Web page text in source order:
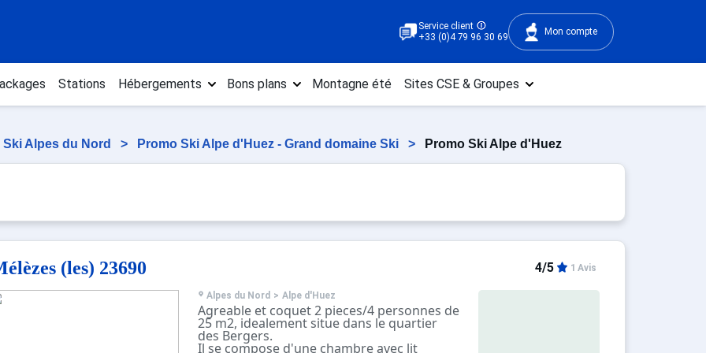
Service client
+33 (0)4 79 96 30 69
Mon compte
Stations Hébergements Bons plans Montagne été Sites CSE & Groupes
Alpes du Nord > Promo Ski Alpe d'Huez - Grand domaine Ski > Promo Ski Alpe d'Huez
(les) 23690 4/5 1 Avis
Alpes du Nord > Alpe d'Huez
Agreable et coquet 2 pieces/4 personnes de
25 m2, idealement situe dans le quartier
des Bergers.
Il se compose d'une chambre avec lit